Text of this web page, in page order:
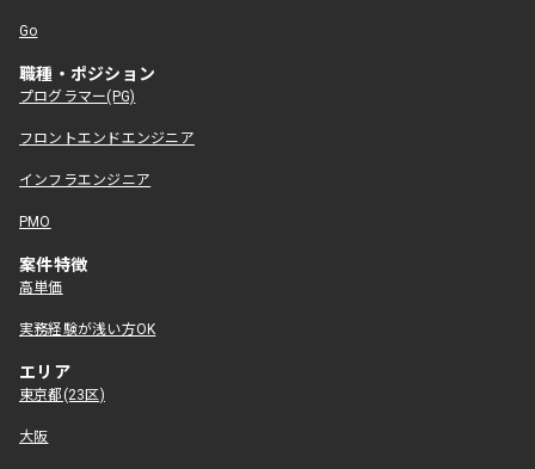
Go
職種・ポジション
プログラマー(PG)
フロントエンドエンジニア
インフラエンジニア
PMO
案件特徴
高単価
実務経験が浅い方OK
エリア
東京都(23区)
大阪